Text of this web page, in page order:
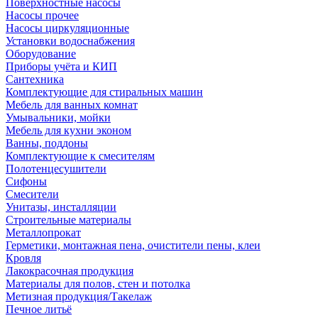
Поверхностные насосы
Насосы прочее
Насосы циркуляционные
Установки водоснабжения
Оборудование
Приборы учёта и КИП
Сантехника
Комплектующие для стиральных машин
Мебель для ванных комнат
Умывальники, мойки
Мебель для кухни эконом
Ванны, поддоны
Комплектующие к смесителям
Полотенцесушители
Сифоны
Смесители
Унитазы, инсталляции
Строительные материалы
Металлопрокат
Герметики, монтажная пена, очистители пены, клеи
Кровля
Лакокрасочная продукция
Материалы для полов, стен и потолка
Метизная продукция/Такелаж
Печное литьё